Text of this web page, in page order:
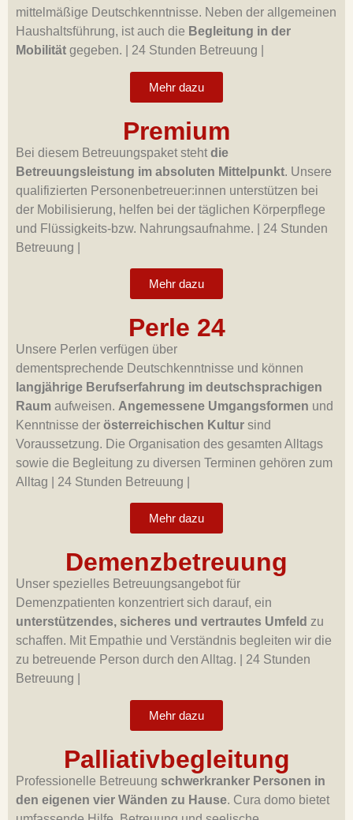
mittelmäßige Deutschkenntnisse. Neben der allgemeinen
Haushaltsführung, ist auch die Begleitung in der
Mobilität gegeben. 24 Stunden Betreuung |
Mehr dazu
Premium
Bei diesem Betreuungspaket steht die
Betreuungsleistung im absoluten Mittelpunkt. Unsere
qualifizierten Personenbetreuer:innen unterstützen bei
der Mobilisierung, helfen bei der täglichen Körperpflege
und Flüssigkeits-bzw. Nahrungsaufnahme.
24 Stunden
Betreuung |
Mehr dazu
Perle 24
Unsere Perlen verfügen über
dementsprechende Deutschkenntnisse und können
langjährige Berufserfahrung im deutschsprachigen
Raum aufweisen. Angemessene Umgangsformen und
Kenntnisse der österreichischen Kultur sind
Voraussetzung. Die Organisation des gesamten Alltags
sowie die Begleitung zu diversen Terminen gehören zum
Alltag | 24 Stunden Betreuung |
Mehr dazu
Demenzbetreuung
Unser spezielles Betreuungsangebot für
Demenzpatienten konzentriert sich darauf, ein
unterstützendes, sicheres und vertrautes Umfeld zu
schaffen. Mit Empathie und Verständnis begleiten wir die
zu betreuende Person durch den Alltag.
24 Stunden
Betreuung |
Mehr dazu
Palliativbegleitung
Professionelle Betreuung schwerkranker Personen in
den eigenen vier Wänden zu Hause. Cura domo bietet